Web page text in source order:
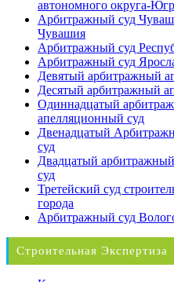
автономного округа-
Арбитражный суд
Чувашия
Арбитражный суд
Арбитражный суд
Девятый арбитражный
Десятый арбитражный
Одиннадцатый
апелляционный суд
Двенадцатый
суд
Двадцатый
суд
Третейский суд
города
Арбитражный суд
Строительная Экспертиза